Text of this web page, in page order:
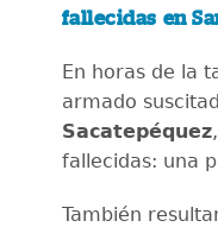
fallecidas en
En horas de la
armado
Sacatepéquez
fallecidas: una
También